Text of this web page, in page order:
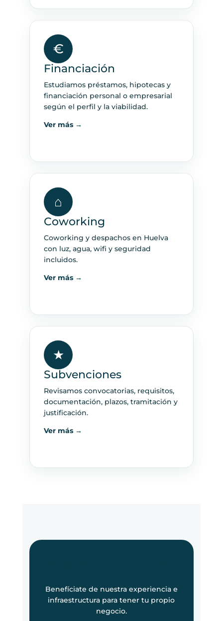
€
Financiación
Estudiamos préstamos, hipotecas y
financiación personal o empresarial
según el perfil y la viabilidad.
Ver más →
⌂
Coworking
Coworking y despachos en Huelva
con luz, agua, wifi y seguridad
incluidos.
Ver más →
★
Subvenciones
Revisamos convocatorias, requisitos,
documentación, plazos, tramitación y
justificación.
Ver más →
Benefíciate de nuestra experiencia e
infraestructura para tener tu propio
negocio.